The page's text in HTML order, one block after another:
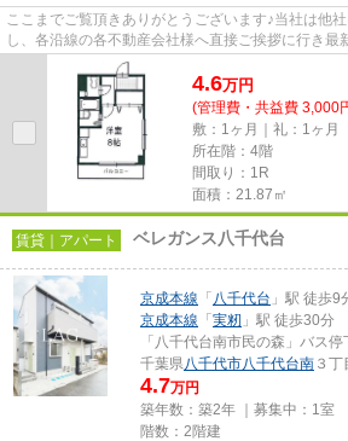
ここまでご覧頂きありがとうございます♪当社は他
し、各沿線の各不動産会社様へ直接ご挨拶に行き最
しております！最新の情報は...
4.6万円
(管理費・共益費 3,000
敷：1ヶ月｜礼：1ヶ月
所在階：4階
間取り：1R
面積：21.87㎡
賃貸｜アパート ベレガンス八千代台
京成本線 「 八千代台 」駅 徒歩9
京成本線 「 実籾 」駅 徒歩30分
「八千代台南市民の森」バス
千葉県八千代市八千代台南 ３丁
4.7万円
築年数：築2年 ｜募集中： 1室
階数：2階建